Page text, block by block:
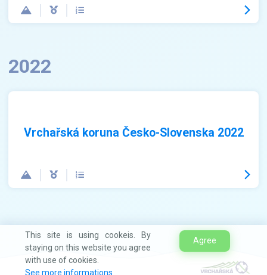
2022
Vrchařská koruna Česko-Slovenska 2022
This site is using cookeis. By
staying on this website you agree
with use of cookies.
See more informations
Agree